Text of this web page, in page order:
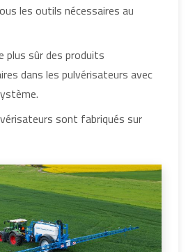
les outils nécessaires au
plus sûr des produits
dans les pulvérisateurs avec
sont fabriqués sur